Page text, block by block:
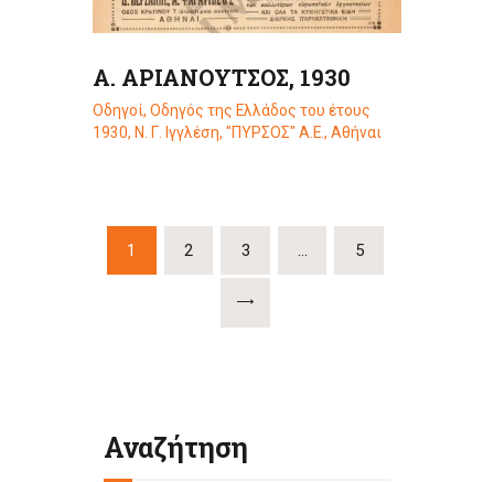
Α. ΑΡΙΑΝΟΥΤΣΟΣ, 1930
Οδηγοί, Οδηγός της Ελλάδος του έτους
1930, Ν. Γ. Ιγγλέση, "ΠΥΡΣΟΣ" Α.Ε., Αθήναι
Σελιδοποίηση
άρθρων
PAGE
1 PAGE
2 PAGE
3 … PAGE
5
Αναζήτηση